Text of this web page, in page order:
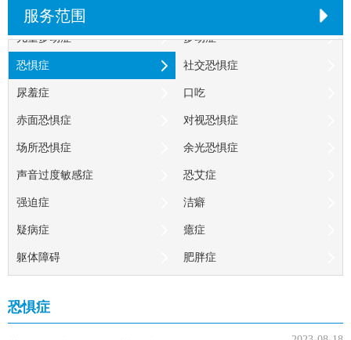
服务范围
焦虑症
儿童多动症 多动症
恐惧症 社交恐惧症
尿羞症 口吃
赤面恐惧症 对视恐惧症
场所恐惧症 余光恐惧症
声音过度敏感症 恐艾症
强迫症 洁癖
疑病症 癔症
躯体障碍 肥胖症
失眠症
恐惧症